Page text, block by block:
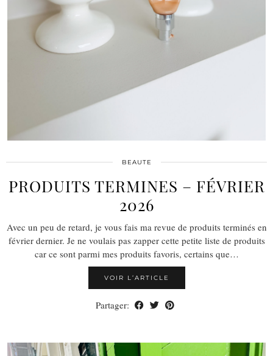
BEAUTE
PRODUITS TERMINES – FÉVRIER
2026
Avec un peu de retard, je vous fais ma revue de produits terminés en
février dernier. Je ne voulais pas zapper cette petite liste de produits
car ce sont parmi mes produits favoris, certains que…
VOIR L’ARTICLE
Partager: